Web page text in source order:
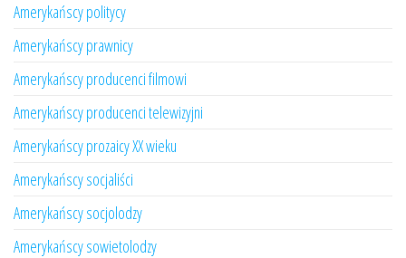
Amerykańscy politycy
Amerykańscy prawnicy
Amerykańscy producenci filmowi
Amerykańscy producenci telewizyjni
Amerykańscy prozaicy XX wieku
Amerykańscy socjaliści
Amerykańscy socjolodzy
Amerykańscy sowietolodzy